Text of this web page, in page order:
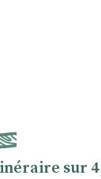
sur 4